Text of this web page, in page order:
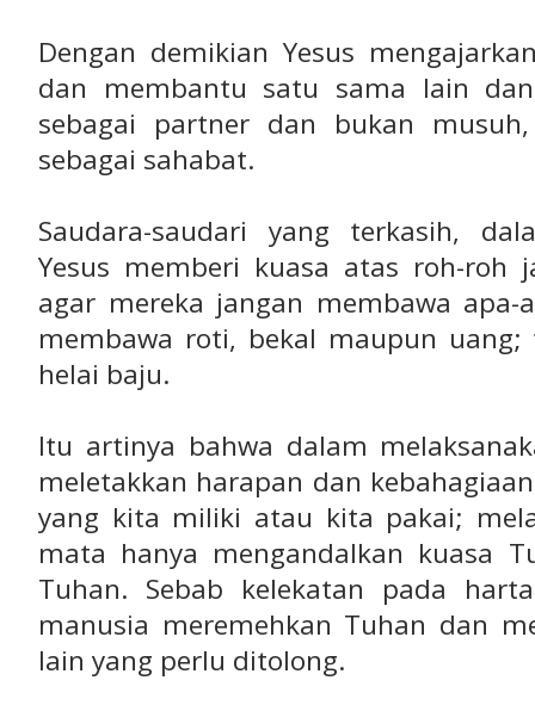
Dengan demikian Yesus
dan membantu satu sama lain
sebagai partner dan bukan
sebagai sahabat.
Saudara-saudari yang terkasih,
Yesus memberi kuasa atas roh-roh
agar mereka jangan membawa
membawa roti, bekal maupun
helai baju.
Itu artinya bahwa dalam
meletakkan harapan dan
yang kita miliki atau kita pakai;
mata hanya mengandalkan kuasa
Tuhan. Sebab kelekatan pada
manusia meremehkan Tuhan dan
lain yang perlu ditolong.